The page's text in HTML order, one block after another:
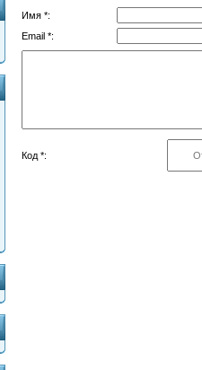
Имя *:
Email *:
Код *: